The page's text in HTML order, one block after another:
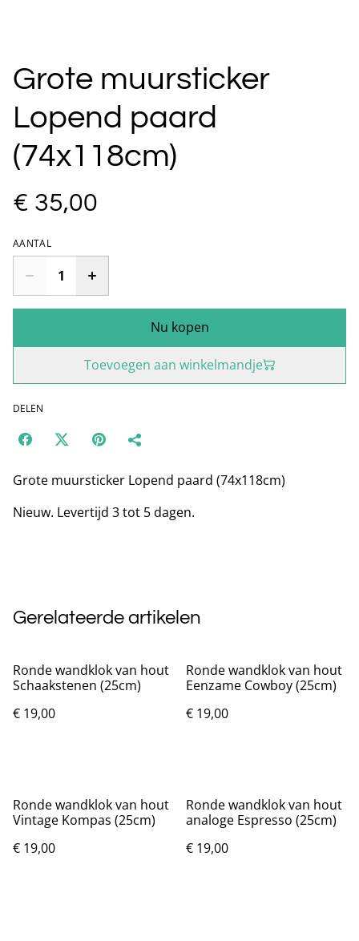
Grote muursticker
Lopend paard
(74x118cm)
€ 35,00
AANTAL
Nu kopen
Toevoegen aan winkelmandje
DELEN
Grote muursticker Lopend paard (74x118cm)
Nieuw. Levertijd 3 tot 5 dagen.
Gerelateerde artikelen
Ronde wandklok van hout
Schaakstenen (25cm)
€ 19,00
Ronde wandklok van hout
Eenzame Cowboy (25cm)
€ 19,00
Ronde wandklok van hout
Vintage Kompas (25cm)
€ 19,00
Ronde wandklok van hout
analoge Espresso (25cm)
€ 19,00